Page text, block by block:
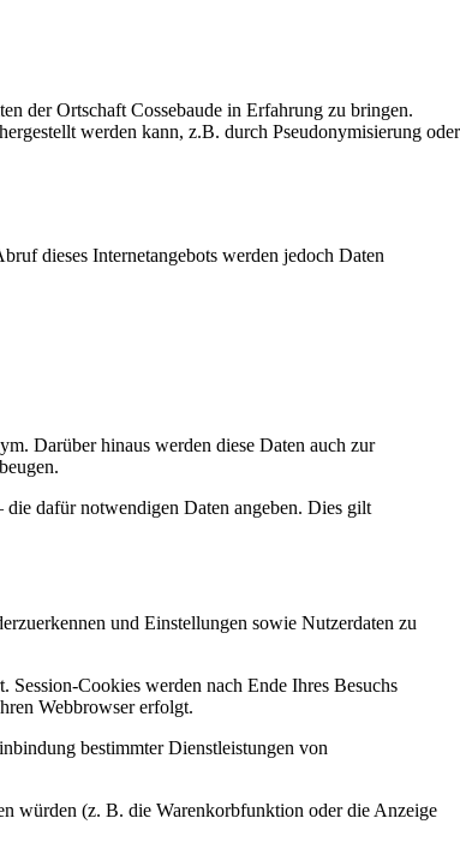
der Ortschaft Cossebaude in Erfahrung zu bringen.
werden kann, z.B. durch Pseudonymisierung oder
dieses Internetangebots werden jedoch Daten
Darüber hinaus werden diese Daten auch zur
die dafür notwendigen Daten angeben. Dies gilt
und Einstellungen sowie Nutzerdaten zu
Cookies werden nach Ende Ihres Besuchs
Webbrowser erfolgt.
bestimmter Dienstleistungen von
würden (z. B. die Warenkorbfunktion oder die Anzeige